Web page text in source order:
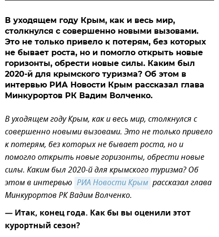
В уходящем году Крым, как и весь мир,
столкнулся с совершенно новыми вызовами.
Это не только привело к потерям, без которых
не бывает роста, но и помогло открыть новые
горизонты, обрести новые силы. Каким был
2020-й для крымского туризма? Об этом в
интервью РИА Новости Крым рассказал глава
Минкурортов РК Вадим Волченко.
В уходящем году Крым, как и весь мир, столкнулся с
совершенно новыми вызовами. Это не только привело
к потерям, без которых не бывает роста, но и
помогло открыть новые горизонты, обрести новые
силы. Каким был 2020-й для крымского туризма? Об
этом в интервью РИА Новости Крым рассказал глава
Минкурортов РК Вадим Волченко.
— Итак, конец года. Как бы вы оценили этот
курортный сезон?